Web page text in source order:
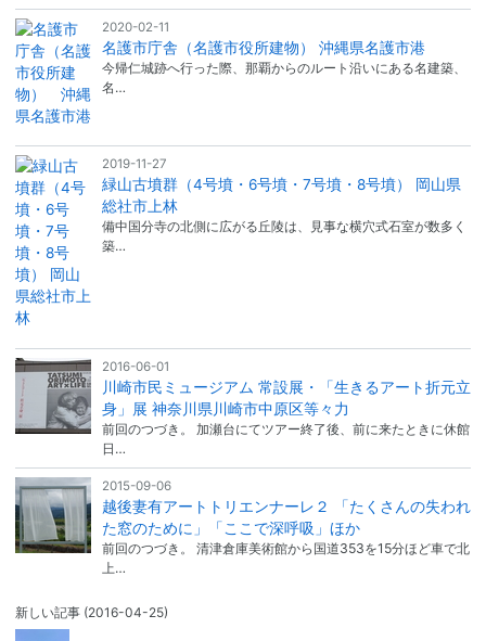
2020-02-11
名護市庁舎（名護市役所建物） 沖縄県名護市港
今帰仁城跡へ行った際、那覇からのルート沿いにある名建築、
名…
2019-11-27
緑山古墳群（4号墳・6号墳・7号墳・8号墳） 岡山県
総社市上林
備中国分寺の北側に広がる丘陵は、見事な横穴式石室が数多く
築…
2016-06-01
川崎市民ミュージアム 常設展・「生きるアート折元立
身」展 神奈川県川崎市中原区等々力
前回のつづき。 加瀬台にてツアー終了後、前に来たときに休館
日…
2015-09-06
越後妻有アートトリエンナーレ２ 「たくさんの失われ
た窓のために」「ここで深呼吸」ほか
前回のつづき。 清津倉庫美術館から国道353を15分ほど車で北
上…
新しい記事 (2016-04-25)